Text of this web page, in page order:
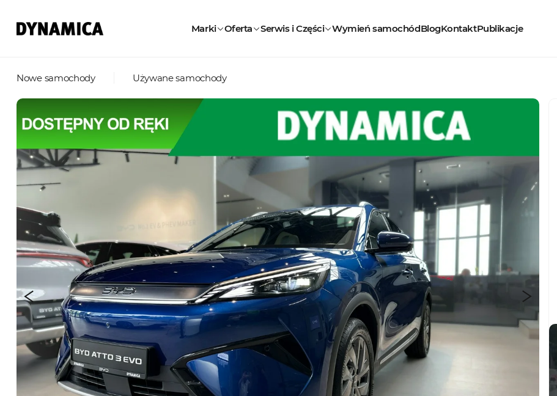
Marki Oferta Serwis i Części Wymień samochódBlogKontaktPublikacje
Nowe samochody Używane samochody